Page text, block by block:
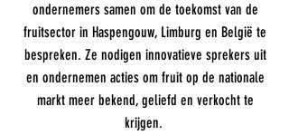
ondernemers samen om de toekomst van de
fruitsector in Haspengouw, Limburg en België te
bespreken. Ze nodigen innovatieve sprekers uit
en ondernemen acties om fruit op de nationale
markt meer bekend, geliefd en verkocht te
krijgen.